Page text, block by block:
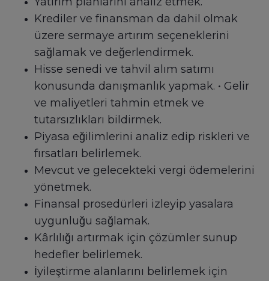
Krediler ve finansman da dahil olmak
üzere sermaye artırım seçeneklerini
sağlamak ve değerlendirmek.
Hisse senedi ve tahvil alım satımı
konusunda danışmanlık yapmak. • Gelir
ve maliyetleri tahmin etmek ve
tutarsızlıkları bildirmek.
Piyasa eğilimlerini analiz edip riskleri ve
fırsatları belirlemek.
Mevcut ve gelecekteki vergi ödemelerini
yönetmek.
Finansal prosedürleri izleyip yasalara
uygunluğu sağlamak.
Kârlılığı artırmak için çözümler sunup
hedefler belirlemek.
İyileştirme alanlarını belirlemek için